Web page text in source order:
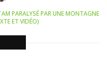
PARALYSÉ PAR UNE MONTAGNE
ET VIDÉO)